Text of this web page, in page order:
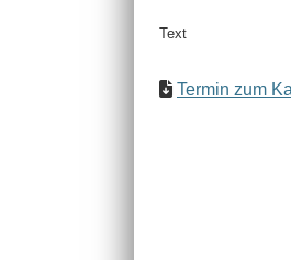
Text
Termin zum